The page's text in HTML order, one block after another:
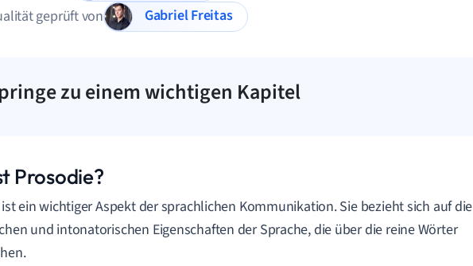
geprüft von
Gabriel Freitas
zu einem wichtigen Kapitel
Prosodie?
ein wichtiger Aspekt der sprachlichen Kommunikation. Sie bezieht sich auf die
und intonatorischen Eigenschaften der Sprache, die über die reine Wörter